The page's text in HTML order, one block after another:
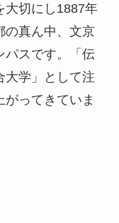
大切にし1887年
の真ん中、文京
パスです。「伝
大学」として注
ってきていま